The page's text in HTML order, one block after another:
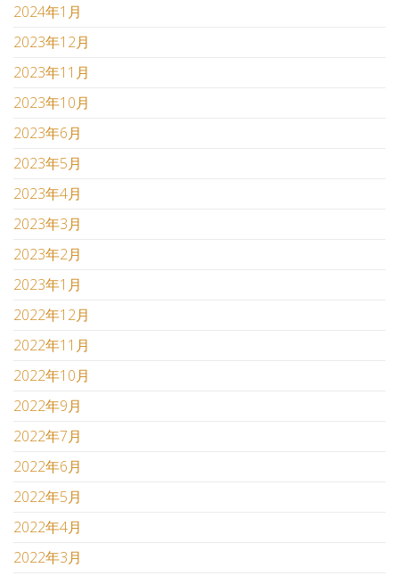
2024年1月
2023年12月
2023年11月
2023年10月
2023年6月
2023年5月
2023年4月
2023年3月
2023年2月
2023年1月
2022年12月
2022年11月
2022年10月
2022年9月
2022年7月
2022年6月
2022年5月
2022年4月
2022年3月